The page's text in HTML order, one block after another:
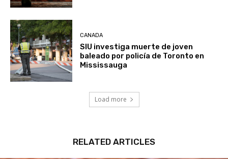
CANADA
SIU investiga muerte de joven
baleado por policía de Toronto en
Mississauga
Load more
RELATED ARTICLES